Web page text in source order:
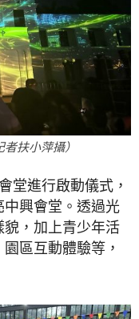
扶小萍攝）
堂進行啟動儀式，
興會堂。透過光
，加上青少年活
區互動體驗等，